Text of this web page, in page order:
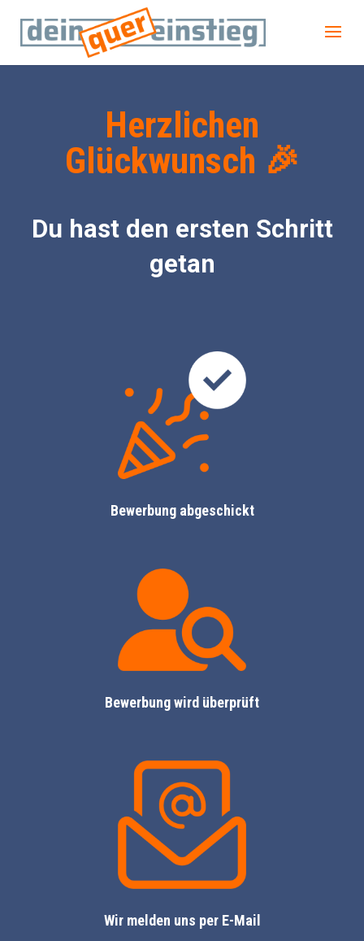
Herzlichen
Glückwunsch 🎉
Du hast den ersten Schritt
getan
Bewerbung abgeschickt
Bewerbung wird überprüft
Wir melden uns per E-Mail